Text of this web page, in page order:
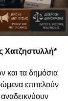
Χατζηστυλλή*
και τα δημόσια
επιτελούν